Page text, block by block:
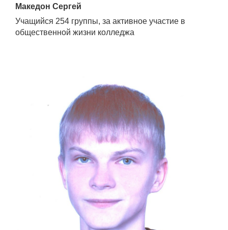
Македон Сергей
Учащийся 254 группы, за активное участие в
общественной жизни колледжа